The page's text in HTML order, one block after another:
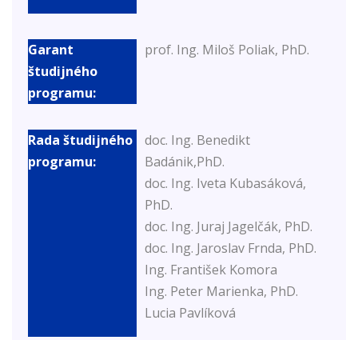
prof. Ing. Miloš Poliak, PhD.
doc. Ing. Benedikt
Badánik,PhD.
doc. Ing. Iveta Kubasáková,
PhD.
doc. Ing. Juraj Jagelčák, PhD.
doc. Ing. Jaroslav Frnda, PhD.
Ing. František Komora
Ing. Peter Marienka, PhD.
Lucia Pavlíková